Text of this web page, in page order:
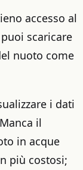
accesso al
scaricare
nuoto come
i dati
il
in acque
più costosi;